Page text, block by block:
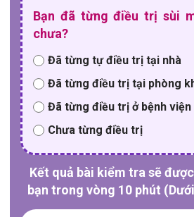
Bạn đã từng điều trị sùi
chưa?
Đã từng tự điều trị tại nhà
Đã từng điều trị tại phòng
Đã từng điều trị ở bệnh viện
Chưa từng điều trị
Kết quả bài kiểm tra sẽ
bạn trong vòng 10 phút